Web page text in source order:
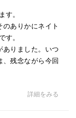
す。
ありかにネイト
す。
ありました。いつ
、残念ながら今回
詳細をみる